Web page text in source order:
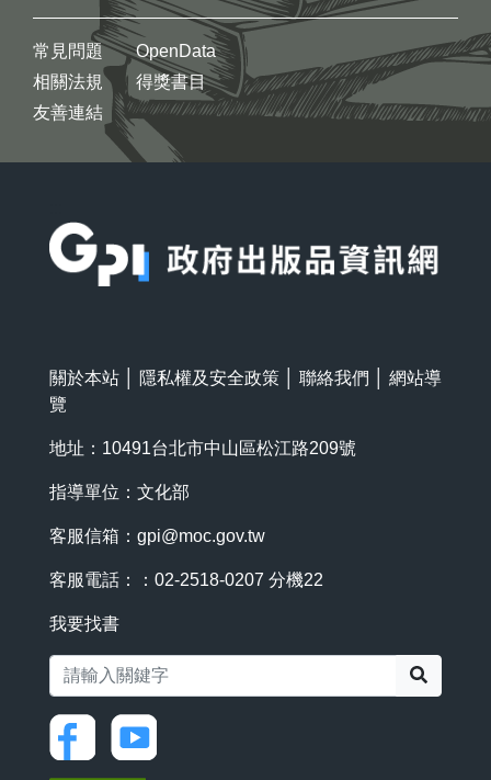
常見問題
相關法規
友善連結
OpenData
得獎書目
關於本站 隱私權及安全政策 聯絡我們
網站導
覽
地址：10491台北市中山區松江路209號
指導單位：文化部
客服信箱： gpi@moc.gov.tw
客服電話：：02-2518-0207 分機22
我要找書